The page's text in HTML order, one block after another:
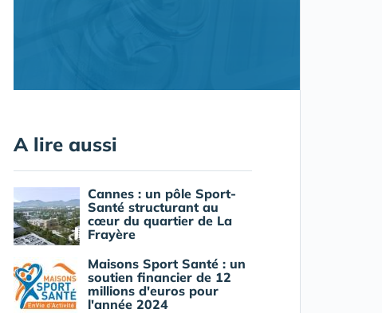
A lire aussi
Cannes : un pôle Sport-
Santé structurant au
cœur du quartier de La
Frayère
Maisons Sport Santé : un
soutien financier de 12
millions d'euros pour
l'année 2024